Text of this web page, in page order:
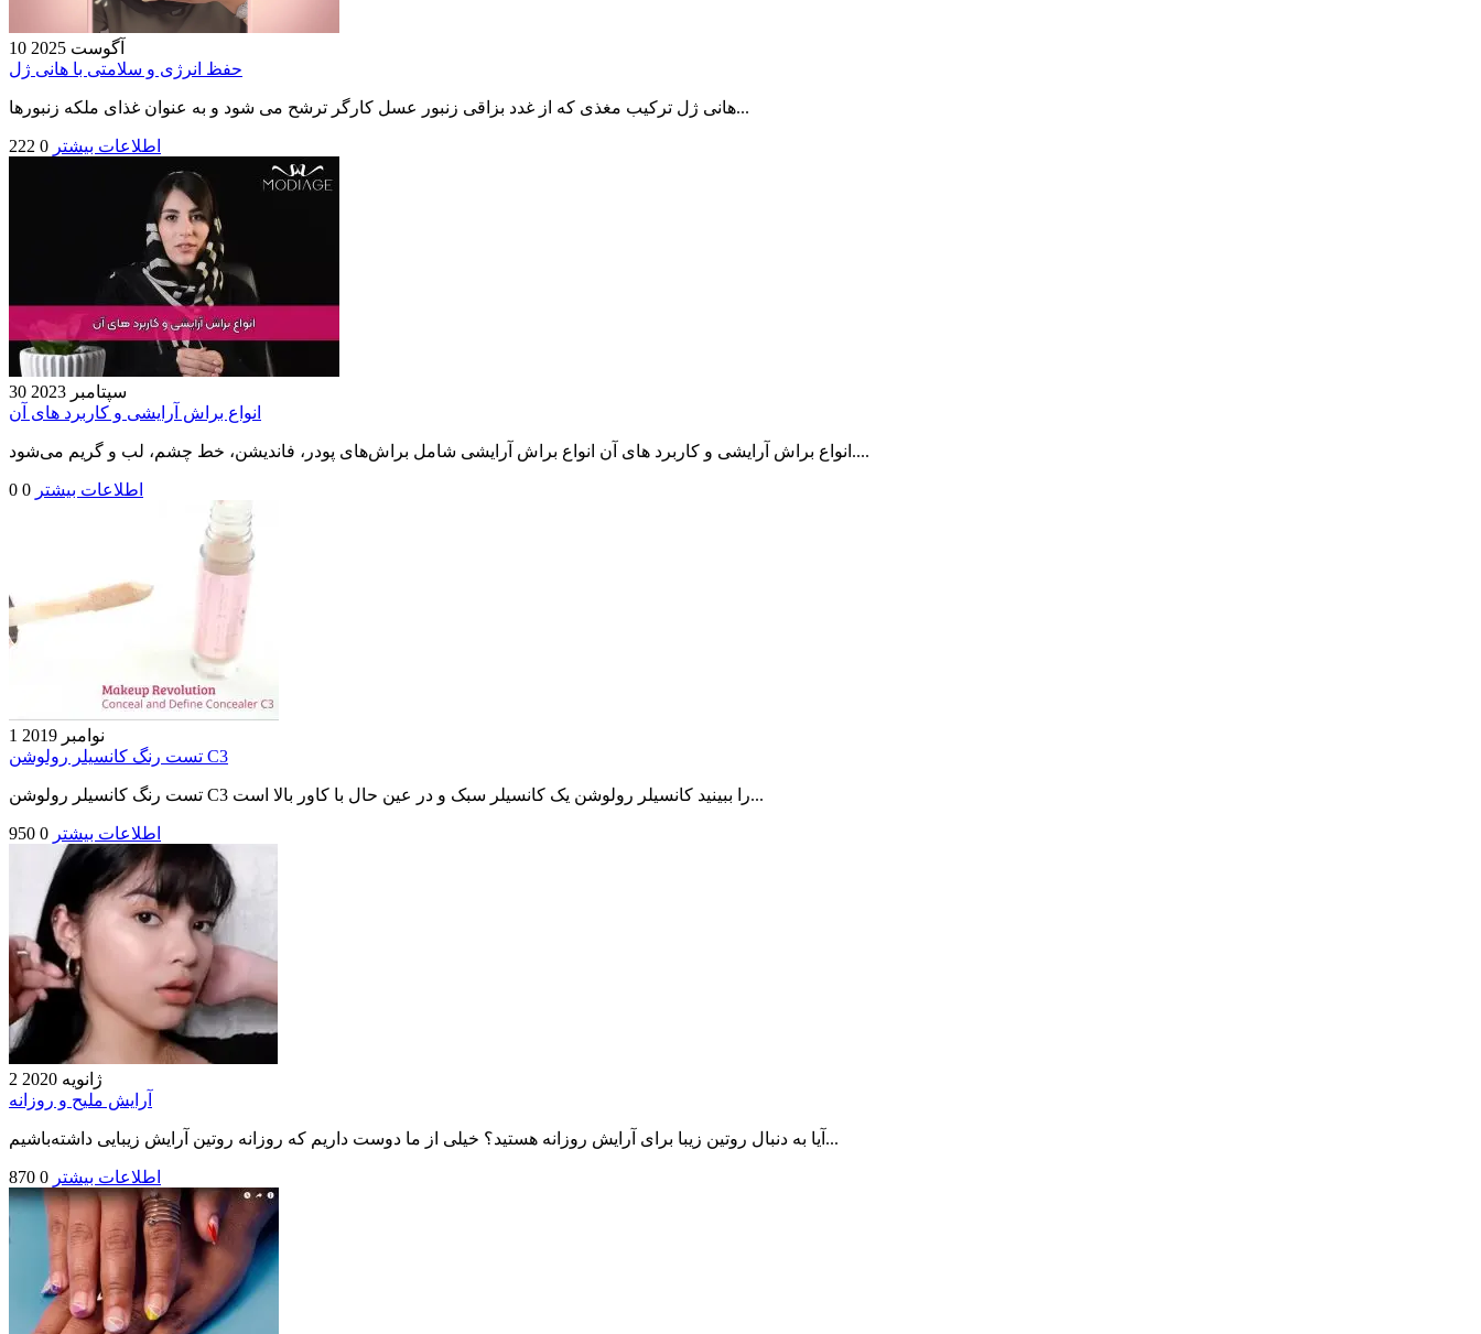
10 آگوست 2025
حفظ انرژی و سلامتی با هانی ژل
هانی ژل ترکیب مغذی که از غدد بزاقی زنبور عسل کارگر ترشح می شود و به عنوان غذای ملکه زنبورها...
222 0 اطلاعات بیشتر
30 سپتامبر 2023
انواع براش آرایشی و کاربرد های آن
انواع براش آرایشی و کاربرد های آن انواع براش آرایشی شامل براش‌های پودر، فاندیشن، خط چشم، لب و گریم می‌شود....
0 0 اطلاعات بیشتر
1 نوامبر 2019
تست رنگ کانسیلر رولوشن C3
تست رنگ کانسیلر رولوشن C3 را ببینید کانسیلر رولوشن یک کانسیلر سبک و در عین حال با کاور بالا است...
950 0 اطلاعات بیشتر
2 ژانویه 2020
آرایش ملیح و روزانه
آیا به دنبال روتین زیبا برای آرایش روزانه هستید؟ خیلی از ما دوست داریم که روزانه روتین آرایش زیبایی داشته‌باشیم...
870 0 اطلاعات بیشتر